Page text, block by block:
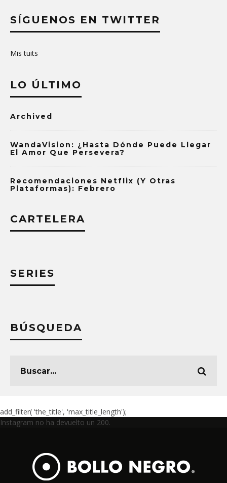
SÍGUENOS EN TWITTER
Mis tuits
LO ÚLTIMO
Archived
WandaVision: ¿Hasta Dónde Puede Llegar
El Amor Que Persevera?
Recomendaciones Netflix (y Otras
Plataformas): Febrero
CARTELERA
SERIES
BÚSQUEDA
add_filter( 'the_title', 'max_title_length');
Instagram no ha devuelto un 200.